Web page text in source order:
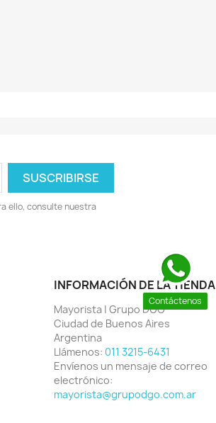
ello, consulte nuestra
INFORMACIÓN DE LA TIENDA
Mayorista | Grupo DGO
Ciudad de Buenos Aires
Argentina
Llámenos: 011 3215-6431
Envíenos un mensaje de correo
electrónico:
mayorista@grupodgo.com.ar
Contáctenos